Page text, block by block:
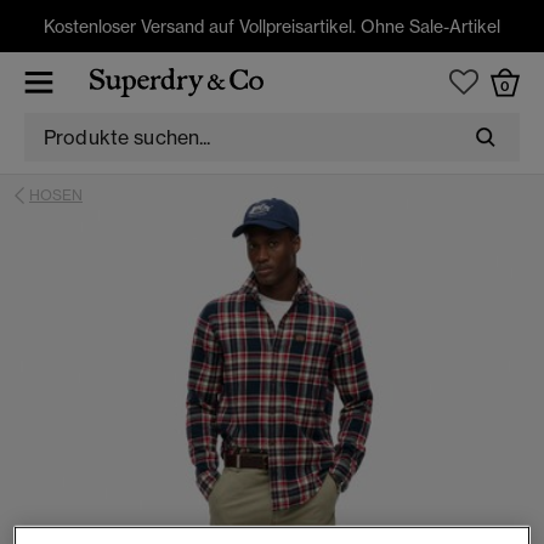
Kostenloser Versand auf Vollpreisartikel. Ohne Sale-Artikel
0
HOSEN